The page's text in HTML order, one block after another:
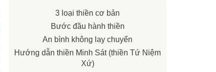
3 loại thiền cơ bản
Bước đầu hành thiền
An bình không lay chuyển
Hướng dẫn thiền Minh Sát (thiền Tứ Niệm
Xứ)